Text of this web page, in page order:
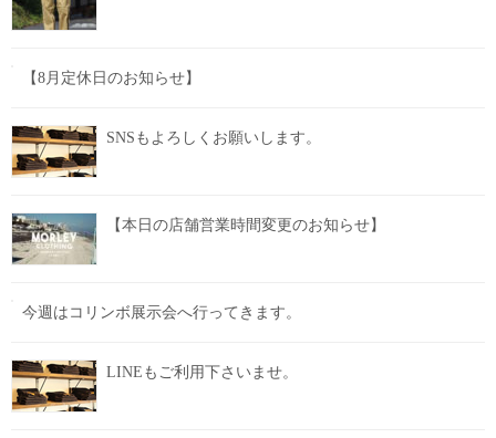
【8月定休日のお知らせ】
SNSもよろしくお願いします。
【本日の店舗営業時間変更のお知らせ】
今週はコリンボ展示会へ行ってきます。
LINEもご利用下さいませ。